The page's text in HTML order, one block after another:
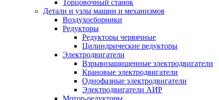
Торцовочный станок
Детали и узлы машин и механизмов
Воздухосборники
Редукторы
Редукторы червячные
Цилиндрические редукторы
Электродвигатели
Взрывозащищенные электродвигатели
Крановые электродвигатели
Однофазные электродвигатели
Электродвигатели АИР
Мотор-редукторы